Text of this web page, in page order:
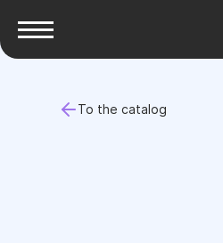
To the catalog